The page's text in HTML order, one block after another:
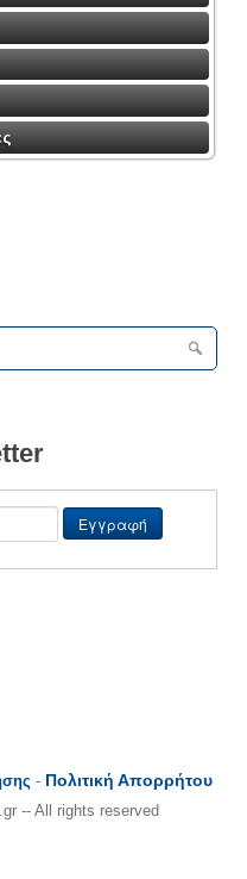
- Πολιτική Απορρήτου
-- All rights reserved